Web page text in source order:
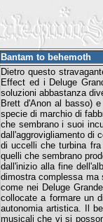
Bantam to behemoth
Dietro questo
Effect ed i Deluge
soluzioni abbastanza
Brett d'Anon al basso)
specie di marchio di
che sembrano i suoi
dall'aggrovigliamento di
di uccelli che turbina
quelli che sembrano
dall'inizio alla fine
dimostra complessa ma
come nei Deluge
collocate a formare un
autonomia artistica. Il
musicali che vi si